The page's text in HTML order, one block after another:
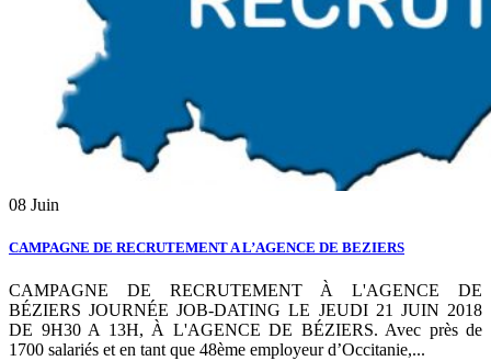
08 Juin
CAMPAGNE DE RECRUTEMENT A L’AGENCE DE BEZIERS
CAMPAGNE DE RECRUTEMENT À L'AGENCE DE
BÉZIERS JOURNÉE JOB-DATING LE JEUDI 21 JUIN 2018
DE 9H30 A 13H, À L'AGENCE DE BÉZIERS. Avec près de
1700 salariés et en tant que 48ème employeur d’Occitanie,...